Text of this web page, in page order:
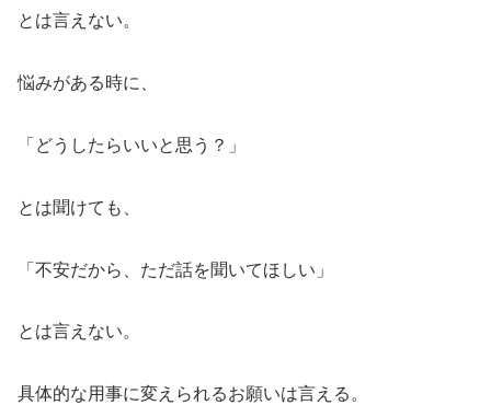
とは言えない。
悩みがある時に、
「どうしたらいいと思う？」
とは聞けても、
「不安だから、ただ話を聞いてほしい」
とは言えない。
具体的な用事に変えられるお願いは言える。